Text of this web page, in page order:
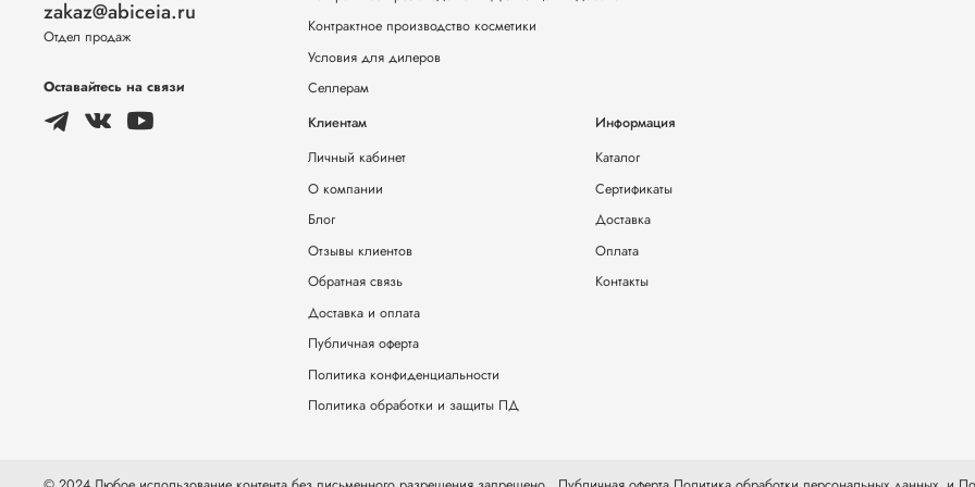
Контрактное производство косметики
Условия для дилеров
Селлерам
Клиентам
Личный кабинет
О компании
Блог
Отзывы клиентов
Обратная связь
Доставка и оплата
Публичная оферта
Политика конфиденциальности
Политика обработки и защиты ПД
Информация
Каталог
Сертификаты
Доставка
Оплата
Контакты
zakaz@abiceia.ru
Отдел продаж
Оставайтесь на связи